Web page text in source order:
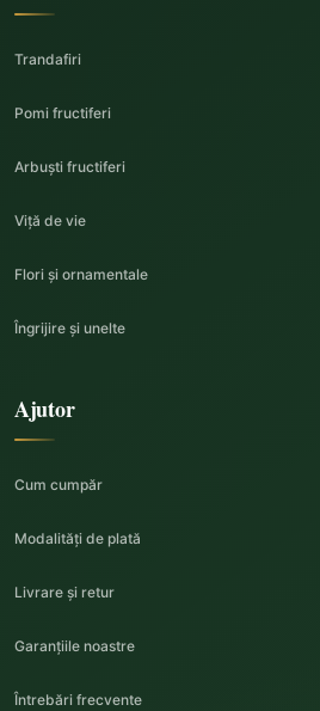
Trandafiri
Pomi fructiferi
Arbuști fructiferi
Viță de vie
Flori și ornamentale
Îngrijire și unelte
Ajutor
Cum cumpăr
Modalități de plată
Livrare și retur
Garanțiile noastre
Întrebări frecvente